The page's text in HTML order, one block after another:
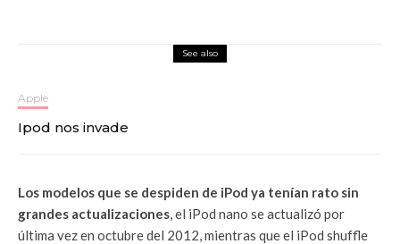
See also
Apple
Ipod nos invade
Los modelos que se despiden de iPod ya tenían rato sin
grandes actualizaciones, el iPod nano se actualizó por
última vez en octubre del 2012, mientras que el iPod shuffle